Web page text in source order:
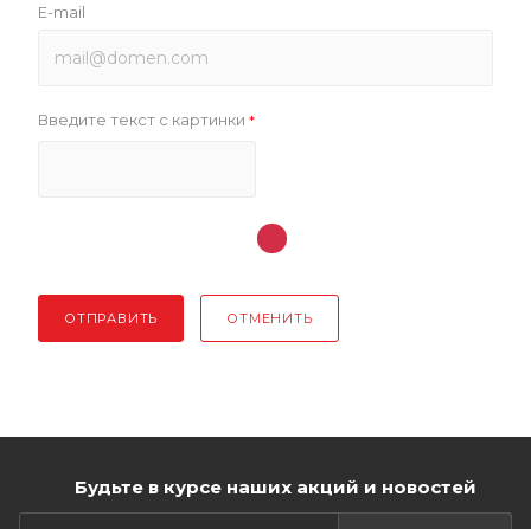
E-mail
Введите текст с картинки *
ОТПРАВИТЬ ОТМЕНИТЬ
Будьте в курсе наших акций и новостей